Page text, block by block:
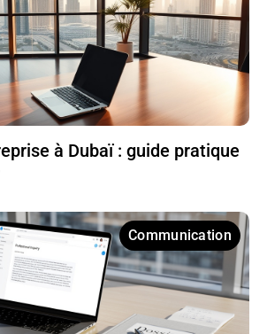
à Dubaï : guide pratique
Communication